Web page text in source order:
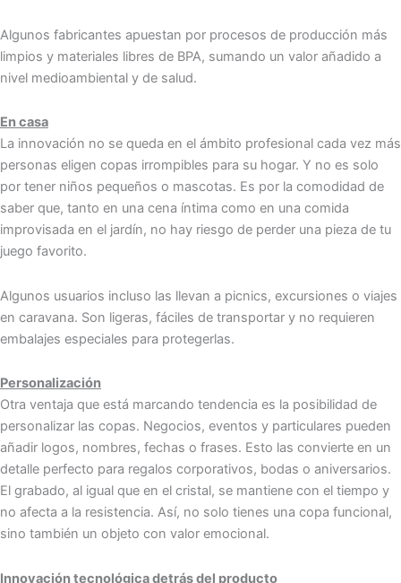
Algunos fabricantes apuestan por procesos de producción más
limpios y materiales libres de BPA, sumando un valor añadido a
nivel medioambiental y de salud.
En casa
La innovación no se queda en el ámbito profesional cada vez más
personas eligen copas irrompibles para su hogar. Y no es solo
por tener niños pequeños o mascotas. Es por la comodidad de
saber que, tanto en una cena íntima como en una comida
improvisada en el jardín, no hay riesgo de perder una pieza de tu
juego favorito.
Algunos usuarios incluso las llevan a picnics, excursiones o viajes
en caravana. Son ligeras, fáciles de transportar y no requieren
embalajes especiales para protegerlas.
Personalización
Otra ventaja que está marcando tendencia es la posibilidad de
personalizar las copas. Negocios, eventos y particulares pueden
añadir logos, nombres, fechas o frases. Esto las convierte en un
detalle perfecto para regalos corporativos, bodas o aniversarios.
El grabado, al igual que en el cristal, se mantiene con el tiempo y
no afecta a la resistencia. Así, no solo tienes una copa funcional,
sino también un objeto con valor emocional.
Innovación tecnológica detrás del producto